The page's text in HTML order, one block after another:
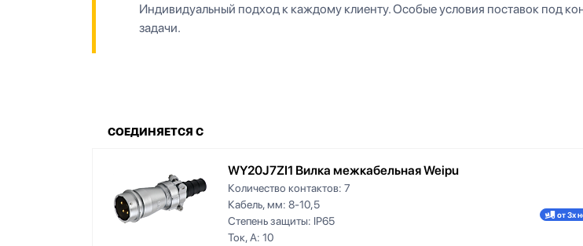
Индивидуальный подход к каждому клиенту. Особые условия поставок под
задачи.
СОЕДИНЯЕТСЯ С
WY20J7ZI1 Вилка межкабельная Weipu
Количество контактов: 7
Кабель, мм: 8-10,5
Степень защиты: IP65
Ток, А: 10
от 3х